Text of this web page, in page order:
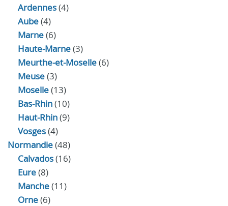
Ardennes(4)
Aube(4)
Marne(6)
Haute-Marne(3)
Meurthe-et-Moselle(6)
Meuse(3)
Moselle(13)
Bas-Rhin(10)
Haut-Rhin(9)
Vosges(4)
Normandie(48)
Calvados(16)
Eure(8)
Manche(11)
Orne(6)